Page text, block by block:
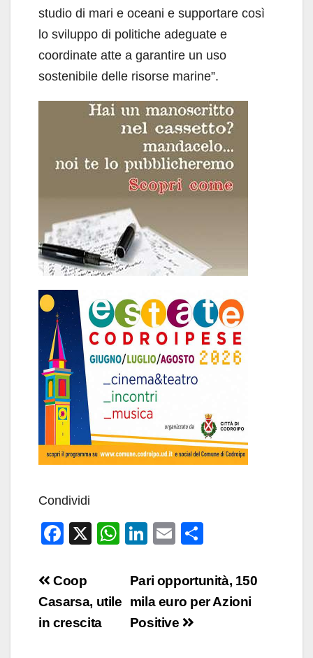
studio di mari e oceani e supportare così
lo sviluppo di politiche adeguate e
coordinate atte a garantire un uso
sostenibile delle risorse marine”.
Condividi
F
c
e
b
X
W
at
s
A
Li
k
e
dI
E
ail n
di
Navigazione
articoli
Pari opportunità, 150
mila euro per Azioni
Positive
Coop
Casarsa, utile
in crescita